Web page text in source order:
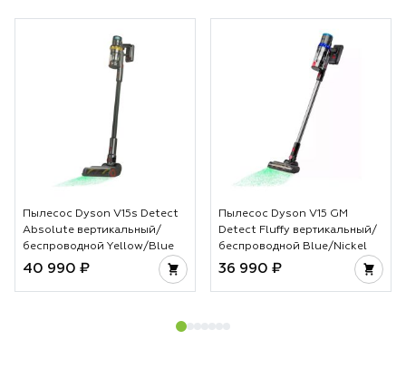
основе лежит
температуры и
особенно важно
За счет этого
аккуратной и вы
предсказуемый
достигается без
не просто
стабильности
Пылесос Dyson V15s Detect
Absolute вертикальный/
беспроводной Yellow/Blue
40 990 ₽
Пылесос Dyson V15 GM
Detect Fluffy вертикальный/
беспроводной Blue/Nickel
36 990 ₽